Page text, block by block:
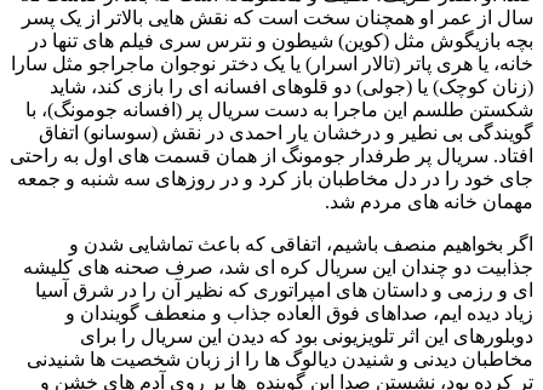
سال از عمر او همچنان سخت است که نقش هایی بالاتر از یک پسر
بچه بازیگوش مثل (کوین) شیطون و نترس سری فیلم های تنها در
خانه، یا هری پاتر (تالار اسرار) یا یک دختر نوجوان ماجراجو مثل سارا
(زنان کوچک) یا (جولی) دو قلوهای افسانه ای را بازی کند، شاید
شکستن طلسم این ماجرا به دست سریال پر (افسانه جومونگ)، با
گویندگی بی نطیر و درخشان یار احمدی در نقش (سوسانو) اتفاق
افتاد. سریال پر طرفدار جومونگ از همان قسمت های اول به راحتی
جای خود را در دل مخاطبان باز کرد و در روزهای سه شنبه و جمعه
مهمان خانه های مردم شد.
اگر بخواهیم منصف باشیم، اتفاقی که باعث تماشایی شدن و
جذابیت دو چندان این سریال کره ای شد، صرف صحنه های کلیشه
ای و رزمی و داستان های امپراتوری که نظیر آن را در شرق آسیا
زیاد دیده ایم، صداهای فوق العاده جذاب و منعطف گویندان و
دوبلورهای این اثر تلویزیونی بود که دیدن این سریال را برای
مخاطبان دیدنی و شنیدن دیالوگ ها را از زبان شخصیت ها شنیدنی
تر کرده بود، نشستن صدا این گوینده ها بر روی آدم های خشن و